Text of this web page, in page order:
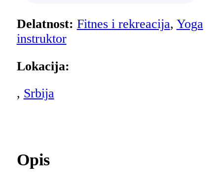
Delatnost: Fitnes i rekreacija, Yoga
instruktor
Lokacija:
, Srbija
Opis